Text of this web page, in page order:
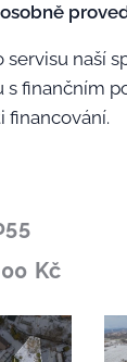
naší
s finančním
financování.
Kč